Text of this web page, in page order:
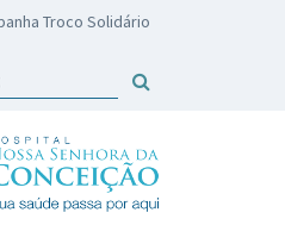
Troco Solidário